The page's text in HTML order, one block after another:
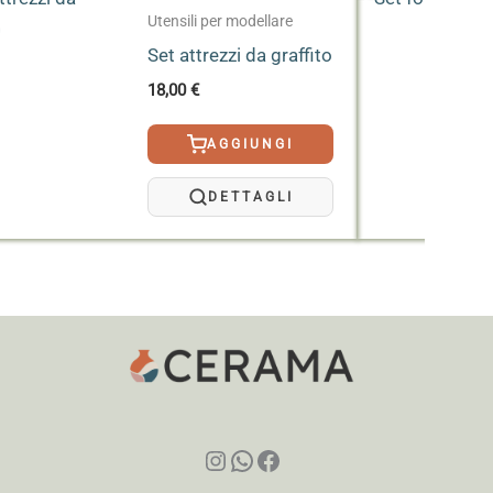
Utensili per modellare
Set attrezzi da graffito
18,00€
AGGIUNGI
DETTAGLI
Instagram
WhatsApp
Facebook